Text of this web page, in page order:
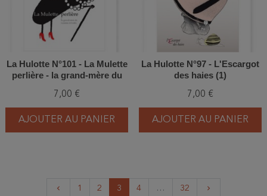
La Hulotte N°101 - La Mulette
perlière - la grand-mère du
7,00 €
AJOUTER AU PANIER
La Hulotte N°97 - L'Escargot
des haies (1)
7,00 €
AJOUTER AU PANIER
keyboard_arrow_left Précédent
1 2 3 4 … 32 keyboard_arrow_right